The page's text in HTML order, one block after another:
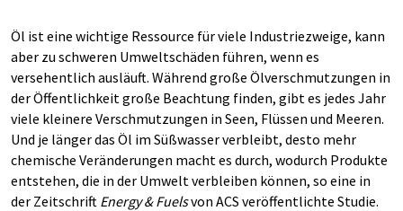
Öl ist eine wichtige Ressource für viele Industriezweige, kann
aber zu schweren Umweltschäden führen, wenn es
versehentlich ausläuft. Während große Ölverschmutzungen in
der Öffentlichkeit große Beachtung finden, gibt es jedes Jahr
viele kleinere Verschmutzungen in Seen, Flüssen und Meeren.
Und je länger das Öl im Süßwasser verbleibt, desto mehr
chemische Veränderungen macht es durch, wodurch Produkte
entstehen, die in der Umwelt verbleiben können, so eine in
der Zeitschrift Energy & Fuelsvon ACS veröffentlichte Studie.